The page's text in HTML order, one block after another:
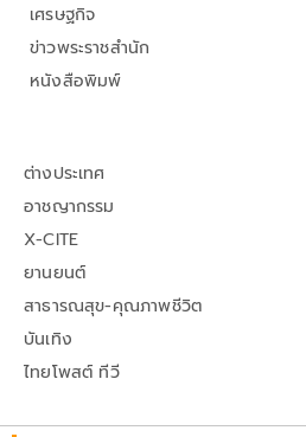
เศรษฐกิจ
ข่าวพระราชสำนัก
หนังสือพิมพ์
ต่างประเทศ
อาชญากรรม
X-CITE
ยานยนต์
สาธารณสุข-คุณภาพชีวิต
บันเทิง
ไทยโพสต์ ทีวี